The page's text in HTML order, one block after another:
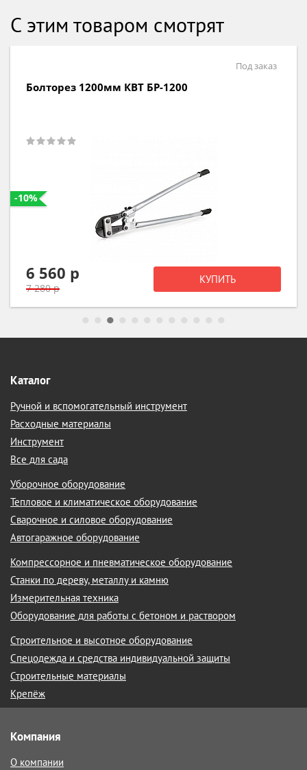
С этим товаром смотрят
Под заказ
Болторез 1200мм КВТ БР-1200
-10%
6 560 р
7 280 р
КУПИТЬ
Каталог
Ручной и вспомогательный инструмент
Расходные материалы
Инструмент
Все для сада
Уборочное оборудование
Тепловое и климатическое оборудование
Сварочное и силовое оборудование
Автогаражное оборудование
Компрессорное и пневматическое оборудование
Станки по дереву, металлу и камню
Измерительная техника
Оборудование для работы с бетоном и раствором
Строительное и высотное оборудование
Спецодежда и средства индивидуальной защиты
Строительные материалы
Крепёж
Компания
О компании